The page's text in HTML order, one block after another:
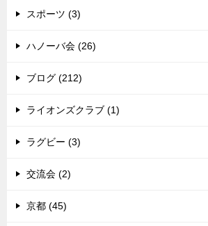
スポーツ (3)
ハノーバ会 (26)
ブログ (212)
ライオンズクラブ (1)
ラグビー (3)
交流会 (2)
京都 (45)